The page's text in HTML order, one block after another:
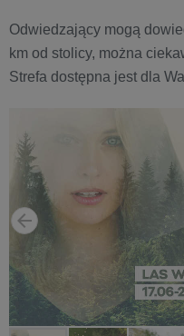
Odwiedzający mogą
km od stolicy, można
Strefa dostępna jest dla